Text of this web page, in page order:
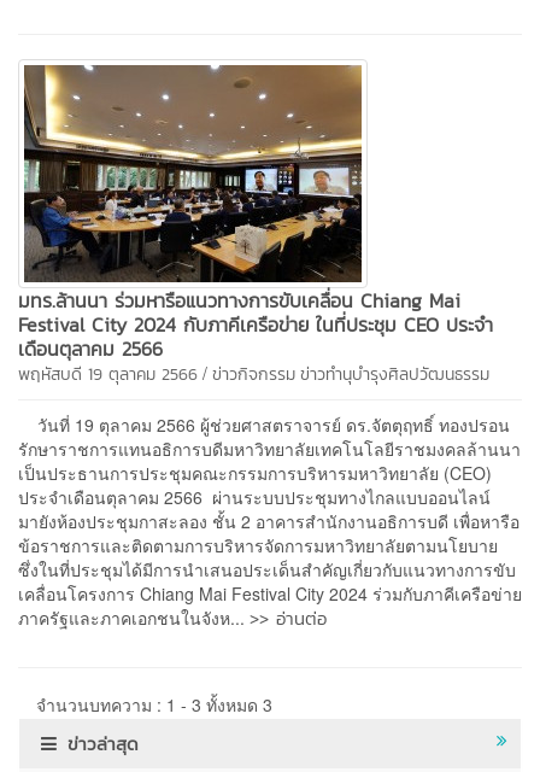
มทร.ล้านนา ร่วมหารือแนวทางการขับเคลื่อน Chiang Mai
Festival City 2024 กับภาคีเครือข่าย ในที่ประชุม CEO ประจำ
เดือนตุลาคม 2566
พฤหัสบดี 19 ตุลาคม 2566 / ข่าวกิจกรรมข่าวทำนุบำรุงศิลปวัฒนธรรม
วันที่ 19 ตุลาคม 2566 ผู้ช่วยศาสตราจารย์ ดร.จัตตุฤทธิ์ ทองปรอน
รักษาราชการแทนอธิการบดีมหาวิทยาลัยเทคโนโลยีราชมงคลล้านนา
เป็นประธานการประชุมคณะกรรมการบริหารมหาวิทยาลัย (CEO)
ประจำเดือนตุลาคม 2566 ผ่านระบบประชุมทางไกลแบบออนไลน์
มายังห้องประชุมกาสะลอง ชั้น 2 อาคารสำนักงานอธิการบดี เพื่อหารือ
ข้อราชการและติดตามการบริหารจัดการมหาวิทยาลัยตามนโยบาย
ซึ่งในที่ประชุมได้มีการนำเสนอประเด็นสำคัญเกี่ยวกับแนวทางการขับ
เคลื่อนโครงการ Chiang Mai Festival City 2024 ร่วมกับภาคีเครือข่าย
ภาครัฐและภาคเอกชนในจังห... >> อ่านต่อ
จำนวนบทความ : 1 - 3 ทั้งหมด 3
ข่าวล่าสุด